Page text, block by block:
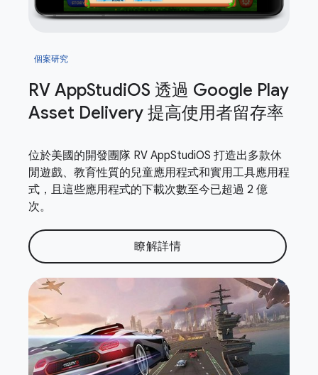
個案研究
RV AppStudiOS 透過 Google Play
Asset Delivery 提高使用者留存率
位於美國的開發團隊 RV AppStudiOS 打造出多款休
閒遊戲、教育性質的兒童應用程式和實用工具應用程
式，且這些應用程式的下載次數至今已超過 2 億
次。
瞭解詳情